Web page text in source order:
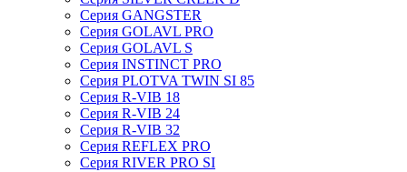
Серия GANGSTER
Серия GOLAVL PRO
Серия GOLAVL S
Серия INSTINCT PRO
Серия PLOTVA TWIN SI 85
Серия R-VIB 18
Серия R-VIB 24
Серия R-VIB 32
Серия REFLEX PRO
Серия RIVER PRO SI